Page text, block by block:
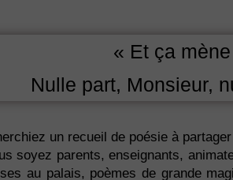
« Et ça
Nulle part, Monsieur,
un recueil de poésie à
soyez parents, enseignants,
au palais, poèmes de grande